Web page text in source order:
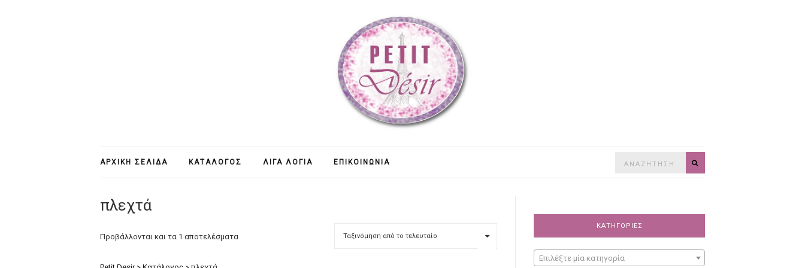
ΑΡΧΙΚΉ ΣΕΛΊΔΑ ΚΑΤΆΛΟΓΟΣ ΛΊΓΑ ΛΌΓΙΑ ΕΠΙΚΟΙΝΩΝΊΑ
πλεχτά
Προβάλλονται και τα 1 αποτελέσματα
ΚΑΤΗΓΟΡΊΕΣ
Επιλέξτε μία κατηγορία